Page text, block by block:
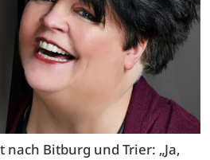
Bitburg und Trier: „Ja,